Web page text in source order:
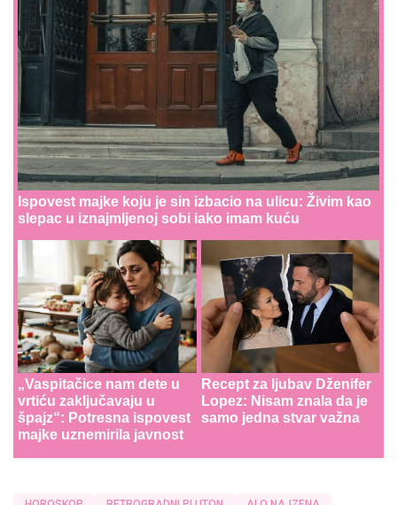
Ispovest majke koju je sin izbacio na ulicu: Živim kao
slepac u iznajmljenoj sobi iako imam kuću
„Vaspitačice nam dete u
vrtiću zaključavaju u
špajz“: Potresna ispovest
majke uznemirila javnost
Recept za ljubav Dženifer
Lopez: Nisam znala da je
samo jedna stvar važna